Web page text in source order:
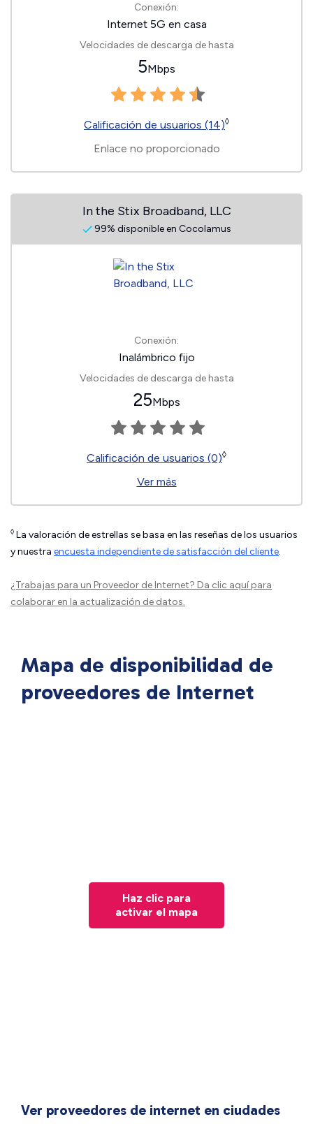
Conexión:
Internet 5G en casa
Velocidades de descarga de hasta
5Mbps
Calificación de usuarios (14)◊
Enlace no proporcionado
In the Stix Broadband, LLC
99% disponible en Cocolamus
Conexión:
Inalámbrico fijo
Velocidades de descarga de hasta
25Mbps
Calificación de usuarios (0)◊
Ver más
◊ La valoración de estrellas se basa en las reseñas de los usuarios
y nuestra encuesta independiente de satisfacción del cliente.
¿Trabajas para un Proveedor de Internet? Da clic aquípara
colaborar en la actualización de datos.
Mapa de disponibilidad de
proveedores de Internet
Haz clic para
activar el mapa
Ver proveedores de internet en ciudades